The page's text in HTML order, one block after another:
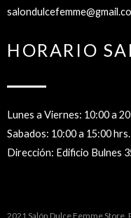
HORARIO
Lunes a Viernes: 10:00 a
Sabados: 10:00 a 15:00 hrs.
Dirección: Edificio Bulnes
2021 Salón Dulce Femme Store.